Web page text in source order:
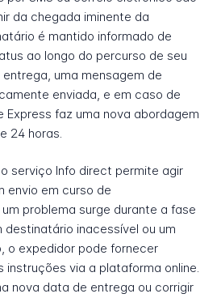
da chegada iminente da
é mantido informado de
ao longo do percurso de seu
uma mensagem de
enviada, e em caso de
Express faz uma nova abordagem
24 horas.
serviço Info direct permite agir
envio em curso de
problema surge durante a fase
destinatário inacessível ou um
o expedidor pode fornecer
instruções via a plataforma online.
nova data de entrega ou corrigir